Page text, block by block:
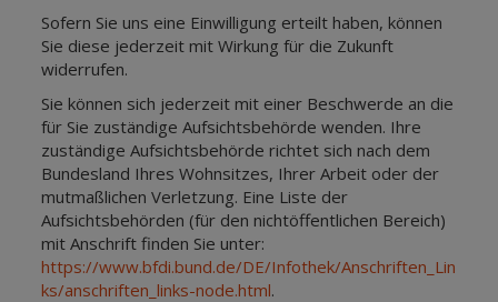
Sofern Sie uns eine Einwilligung erteilt haben, können
Sie diese jederzeit mit Wirkung für die Zukunft
widerrufen.
Sie können sich jederzeit mit einer Beschwerde an die
für Sie zuständige Aufsichtsbehörde wenden. Ihre
zuständige Aufsichtsbehörde richtet sich nach dem
Bundesland Ihres Wohnsitzes, Ihrer Arbeit oder der
mutmaßlichen Verletzung. Eine Liste der
Aufsichtsbehörden (für den nichtöffentlichen Bereich)
mit Anschrift finden Sie unter:
https://www.bfdi.bund.de/DE/Infothek/Anschriften_Lin
ks/anschriften_links-node.html.